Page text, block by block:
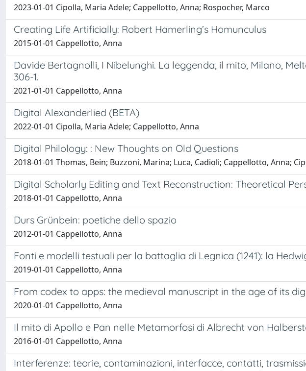
2023-01-01 Cipolla, Maria Adele; Cappellotto, Anna; Rospocher, Marco
Creating Life Artificially: Robert Hamerling’s Homunculus
2015-01-01 Cappellotto, Anna
Davide Bertagnolli, I Nibelunghi. La leggenda, il mito, Milano,
306-1.
2021-01-01 Cappellotto, Anna
Digital Alexanderlied (BETA)
2022-01-01 Cipolla, Maria Adele; Cappellotto, Anna
Digital Philology: : New Thoughts on Old Questions
2018-01-01 Thomas, Bein; Buzzoni, Marina; Luca, Cadioli; Cappellotto, Anna;
Digital Scholarly Editing and Text Reconstruction: Theoretical
2018-01-01 Cappellotto, Anna
Durs Grünbein: poetiche dello spazio
2012-01-01 Cappellotto, Anna
Fonti e modelli testuali per la battaglia di Legnica (1241): la
2019-01-01 Cappellotto, Anna
From codex to apps: the medieval manuscript in the age of its
2020-01-01 Cappellotto, Anna
Il mito di Apollo e Pan nelle Metamorfosi di Albrecht von
2016-01-01 Cappellotto, Anna
Interferenze: teorie, contaminazioni, interfacce, contatti,